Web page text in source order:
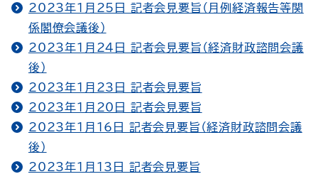
2023年1月25日 記者会見要旨（月例経済報告等関
係閣僚会議後）
2023年1月24日 記者会見要旨（経済財政諮問会議
後）
2023年1月23日 記者会見要旨
2023年1月20日 記者会見要旨
2023年1月16日 記者会見要旨（経済財政諮問会議
後）
2023年1月13日 記者会見要旨